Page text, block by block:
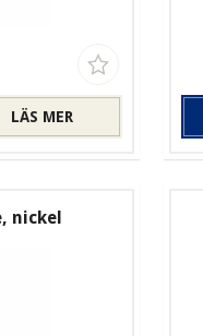
LÄS MER
nickel